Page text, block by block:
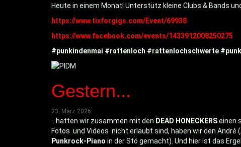
Heute in einem Monat! Unterstütz kleine Clubs & Bands
https://www.tixforgigs.com/Event/69938
https://www.facebook.com/events/1433912008250275
#punkindenmai #rattenloch #rattenlochschwerte
Gestern...
23. März 2026
...hatten wir zusammen mit den DEAD HONECKERSeinen
Fotos und Videos nicht erlaubt sind, haben wir den
Punkrock-Piano in der Stö gemacht). Und hier ist das